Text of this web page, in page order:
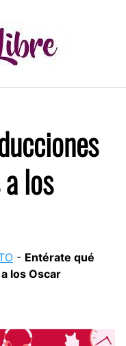
los
- Entérate qué
los Oscar